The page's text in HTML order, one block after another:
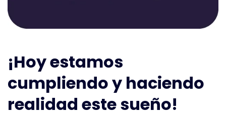
¡Hoy estamos
cumpliendo y haciendo
realidad este sueño!